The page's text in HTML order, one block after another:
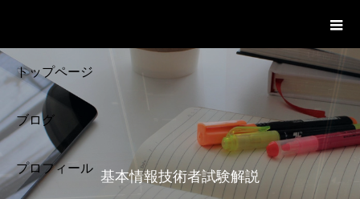
トップページ
ブログ
プロフィール 基本情報技術者試験解説